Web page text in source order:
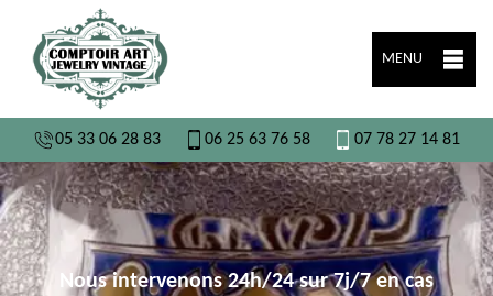
MENU
05 33 06 28 83 06 25 63 76 58 07 78 27 14 81
Nous intervenons 24h/24 sur 7j/7 en cas